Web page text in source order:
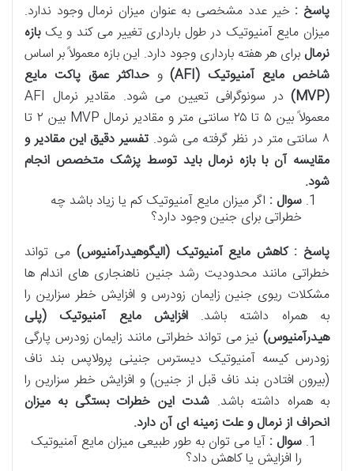
پاسخ : خیر عدد مشخصی به عنوان میزان نرمال وجود ندارد.
میزان مایع آمنیوتیک در طول بارداری تغییر می کند و یکبازه
نرمال برای هر هفته بارداری وجود دارد. این بازه معمولاً بر اساس
شاخص مایع آمنیوتیک (AFI) وحداکثر عمق پاکت مایع
(MVP)
در سونوگرافی تعیین می شود. مقادیر نرمال AFI
معمولاً بین ۵ تا ۲۵ سانتی متر و مقادیر نرمال MVP بین ۲ تا
۸ سانتی متر در نظر گرفته می شود.
تفسیر دقیق این مقادیر و
مقایسه آن با بازه نرمال باید توسط پزشک متخصص انجام
شود.
سوال : اگر میزان مایع آمنیوتیک کم یا زیاد باشد چه
خطراتی برای جنین وجود دارد؟
پاسخ : کاهش مایع آمنیوتیک (الیگوهیدرآمنیوس) می تواند
خطراتی مانند محدودیت رشد جنین ناهنجاری های اندام ها
مشکلات ریوی جنین زایمان زودرس و افزایش خطر سزارین را
به همراه داشته باشد.افزایش مایع آمنیوتیک (پلی
هیدرآمنیوس) نیز می تواند خطراتی مانند زایمان زودرس پارگی
زودرس کیسه آمنیوتیک دیسترس جنینی پرولاپس بند ناف
(بیرون افتادن بند ناف قبل از جنین) و افزایش خطر سزارین را
به همراه داشته باشد. شدت این خطرات بستگی به میزان
انحراف از نرمال و علت زمینه ای آن دارد.
سوال : آیا می توان به طور طبیعی میزان مایع آمنیوتیک
را افزایش یا کاهش داد؟